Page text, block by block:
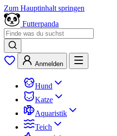
Zum Hauptinhalt springen
Futterpanda
Anmelden
Hund
Katze
Aquaristik
Teich